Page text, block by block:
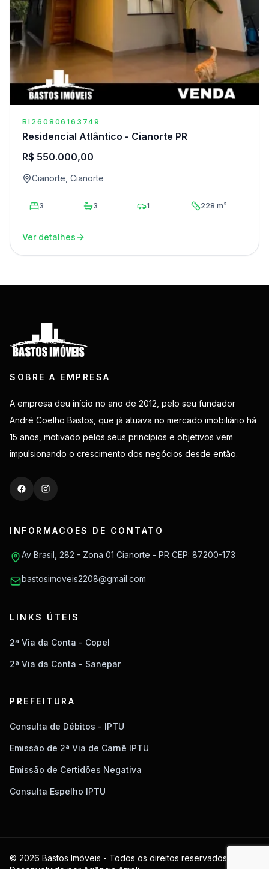
BI260806163749
Residencial Atlântico - Cianorte PR
R$ 550.000,00
Cianorte, Cianorte
3 3 1 228 m²
Ver detalhes
SOBRE A EMPRESA
A empresa deu início no ano de 2012, pelo seu fundador
André Coelho Bastos, que já atuava no mercado imobiliário há
15 anos, motivado pelos seus princípios e objetivos vem
impulsionando o crescimento dos negócios desde então.
INFORMACOES DE CONTATO
Av Brasil, 282 - Zona 01 Cianorte - PR CEP: 87200-173
bastosimoveis2208@gmail.com
LINKS ÚTEIS
2ª Via da Conta - Copel
2ª Via da Conta - Sanepar
PREFEITURA
Consulta de Débitos - IPTU
Emissão de 2ª Via de Carnê IPTU
Emissão de Certidões Negativa
Consulta Espelho IPTU
© 2026 Bastos Imóveis - Todos os direitos reservados.